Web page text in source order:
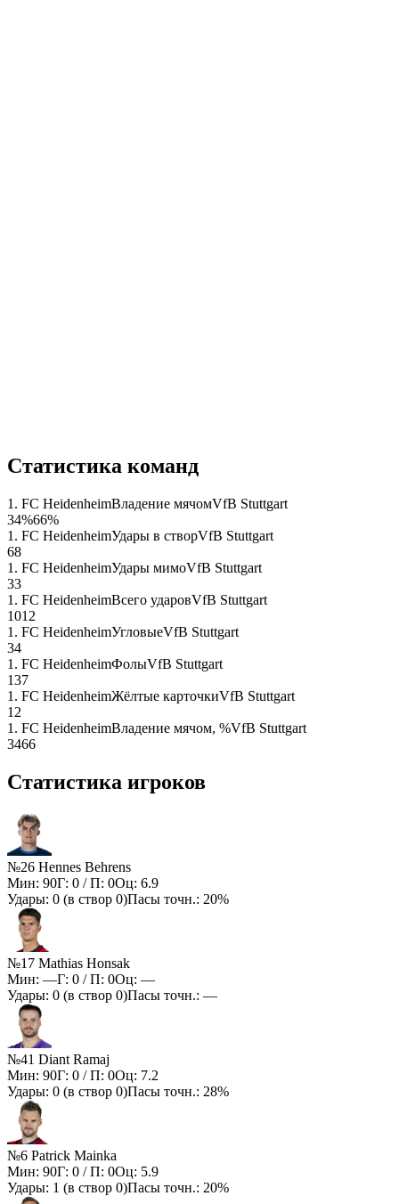
Статистика команд
1. FC HeidenheimВладение мячомVfB Stuttgart
34%66%
1. FC HeidenheimУдары в створVfB Stuttgart
68
1. FC HeidenheimУдары мимоVfB Stuttgart
33
1. FC HeidenheimВсего ударовVfB Stuttgart
1012
1. FC HeidenheimУгловыеVfB Stuttgart
34
1. FC HeidenheimФолыVfB Stuttgart
137
1. FC HeidenheimЖёлтые карточкиVfB Stuttgart
1 2
1. FC HeidenheimВладение мячом, %VfB Stuttgart
3466
Статистика игроков
№26 Hennes Behrens
Мин: 90Г: 0 / П: 0Оц: 6.9
Удары: 0 (в створ 0)Пасы точн.: 20%
№17 Mathias Honsak
Мин: —Г: 0 / П: 0Оц: —
Удары: 0 (в створ 0)Пасы точн.: —
№41 Diant Ramaj
Мин: 90Г: 0 / П: 0Оц: 7.2
Удары: 0 (в створ 0)Пасы точн.: 28%
№6 Patrick Mainka
Мин: 90Г: 0 / П: 0Оц: 5.9
Удары: 1 (в створ 0)Пасы точн.: 20%